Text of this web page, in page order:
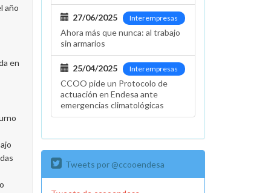
año
en
Interempresas
27/06/2025
Ahora más que nunca: al trabajo
sin armarios
Interempresas
25/04/2025
CCOO pide un Protocolo de
actuación en Endesa ante
emergencias climatológicas
Tweets por @ccooendesa